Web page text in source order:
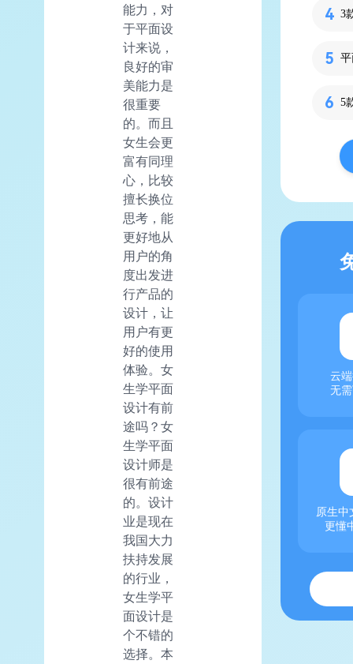
能力，对
于平面设
计来说，
良好的审
美能力是
很重要
的。而且
女生会更
富有同理
心，比较
擅长换位
思考，能
更好地从
用户的角
度出发进
行产品的
设计，让
用户有更
好的使用
体验。女
生学平面
设计有前
途吗？女
生学平面
设计师是
很有前途
的。设计
业是现在
我国大力
扶持发展
的行业，
女生学平
面设计是
个不错的
选择。本
3
5
云
无
原生中
更懂